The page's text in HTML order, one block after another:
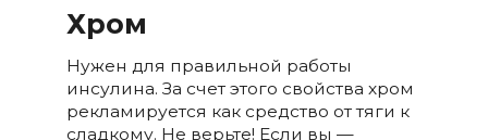
Хром
Нужен для правильной работы
инсулина. За счет этого свойства хром
рекламируется как средство от тяги к
сладкому. Не верьте! Если вы —